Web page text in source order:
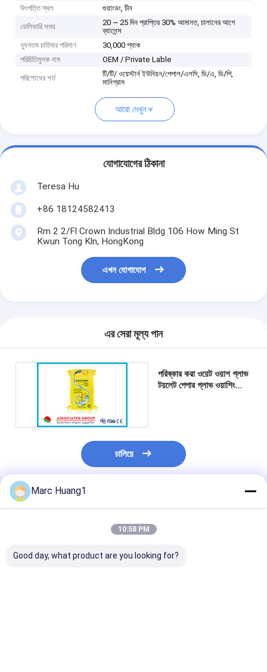
উৎপত্তি স্থল
গুয়াংডং, চীন
ডেলিভারি সময়
20 ~ 25 দিন প্রাপ্তির 30% আমানত, চালানের আগে
ব্যালেন্স
ন্যূনতম চাহিদার পরিমাণ
30,000 প্যাক
পরিচিতিমুলক নাম
OEM / Private Lable
পরিশোধের শর্ত
টি/টি/ ওয়েস্টার্ন ইউনিয়ন/পেপাল/এলসি, ডি/এ, ডি/পি,
মানিগ্রাম
আরো দেখুন
যোগাযোগের ঠিকানা
Teresa Hu
+86 18124582413
Rm 2 2/Fl Crown Industrial Bldg 106 How Ming St
Kwun Tong Kln, HongKong
এখন যোগাযোগ
এর সেরা মূল্য পান
পরিষ্কার করা ওয়েট ওয়াশ গ্লাভ
টয়লেট পেপার গ্লাভ ওয়াশিং
চালিয়ে
প্রস্তাবিত পণ্য
Marc Huang1
10:58 PM
Good day, what product are you looking for?